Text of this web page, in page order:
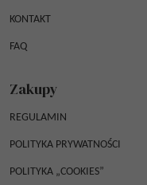
KONTAKT
FAQ
Zakupy
REGULAMIN
POLITYKA PRYWATNOŚCI
POLITYKA „COOKIES”